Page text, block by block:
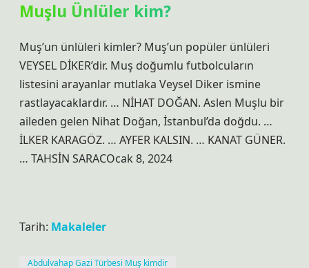
Muşlu Ünlüler kim?
Muş’un ünlüleri kimler? Muş’un popüler ünlüleri
VEYSEL DİKER’dir. Muş doğumlu futbolcuların
listesini arayanlar mutlaka Veysel Diker ismine
rastlayacaklardır. … NİHAT DOĞAN. Aslen Muşlu bir
aileden gelen Nihat Doğan, İstanbul’da doğdu. …
İLKER KARAGÖZ. … AYFER KALSIN. … KANAT GÜNER.
… TAHSİN SARACOcak 8, 2024
Tarih: Makaleler
Abdulvahap Gazi Türbesi Muş kimdir